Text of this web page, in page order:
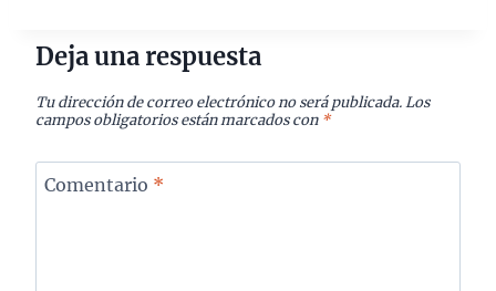
Deja una respuesta
Tu dirección de correo electrónico no será publicada. Los
campos obligatorios están marcados con *
Comentario *